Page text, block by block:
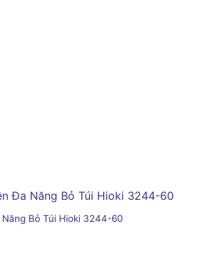
Bỏ Túi Hioki 3244-60